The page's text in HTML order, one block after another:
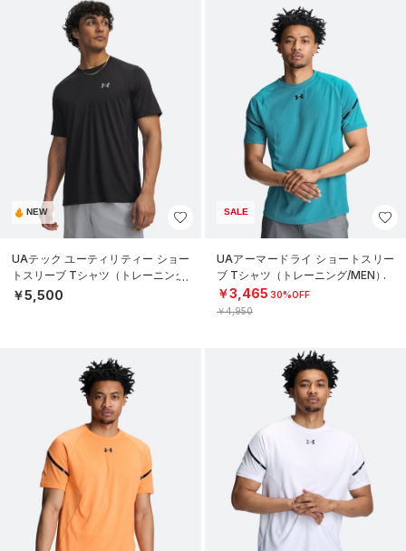
NEW
UAテック ユーティリティー ショー
トスリーブ Tシャツ（トレーニング/
MEN）
￥5,500
SALE
UAアーマードライ ショートスリー
ブ Tシャツ（トレーニング/MEN）
￥3,465 30%OFF
￥4,950